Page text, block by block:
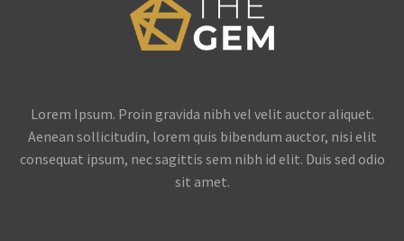
Lorem Ipsum. Proin gravida nibh vel velit auctor aliquet.
Aenean sollicitudin, lorem quis bibendum auctor, nisi elit
consequat ipsum, nec sagittis sem nibh id elit. Duis sed odio
sit amet.